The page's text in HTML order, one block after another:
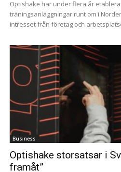
Optishake har under flera år
träningsanläggningar runt om i
intresset från företag och
Business
Optishake storsatsar i
framåt”